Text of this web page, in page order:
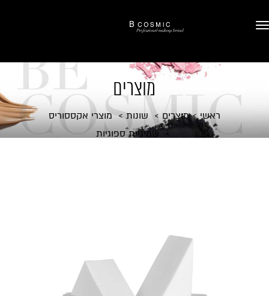
מוצרים
ראשי מוצרים שונות
מוצרי אקססוריס
שמיניית ספוגיות